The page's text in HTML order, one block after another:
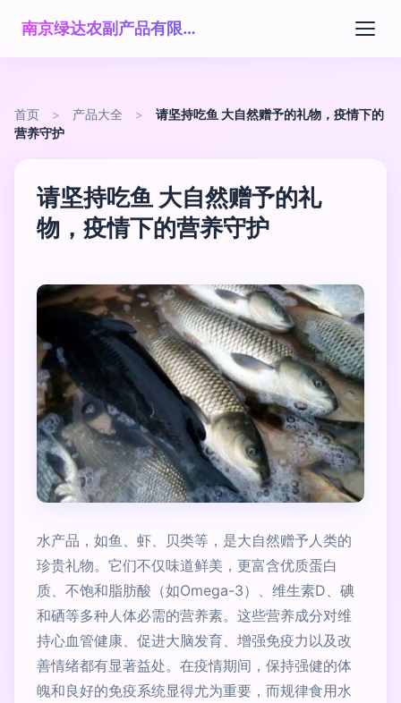
南京绿达农副产品有限公司
首页 > 产品大全 >
请坚持吃鱼 大自然赠予的礼物，疫情下的
营养守护
请坚持吃鱼 大自然赠予的礼
物，疫情下的营养守护
水产品，如鱼、虾、贝类等，是大自然赠予人类的
珍贵礼物。它们不仅味道鲜美，更富含优质蛋白
质、不饱和脂肪酸（如Omega-3）、维生素D、碘
和硒等多种人体必需的营养素。这些营养成分对维
持心血管健康、促进大脑发育、增强免疫力以及改
善情绪都有显著益处。在疫情期间，保持强健的体
魄和良好的免疫系统显得尤为重要，而规律食用水